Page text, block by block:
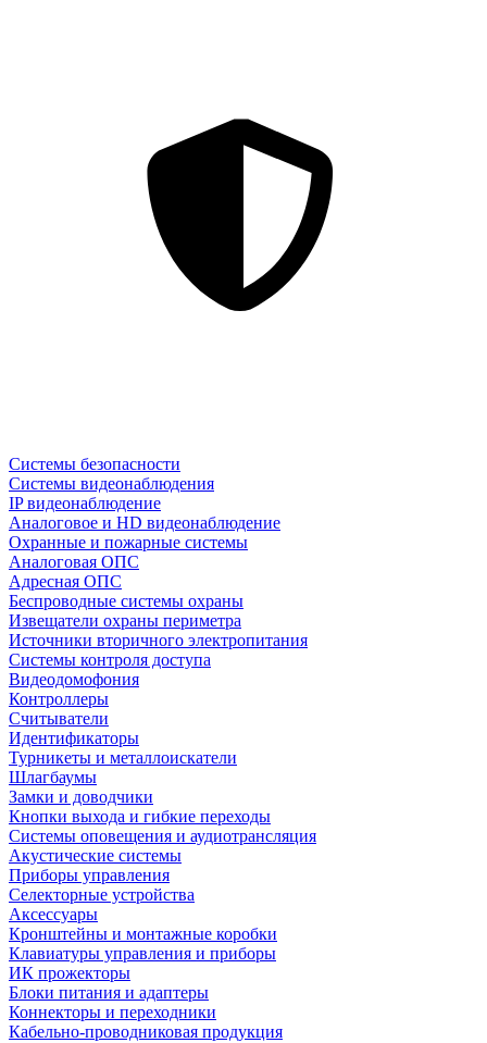
Системы безопасности
Системы видеонаблюдения
IP видеонаблюдение
Аналоговое и HD видеонаблюдение
Охранные и пожарные системы
Аналоговая ОПС
Адресная ОПС
Беспроводные системы охраны
Извещатели охраны периметра
Источники вторичного электропитания
Системы контроля доступа
Видеодомофония
Контроллеры
Считыватели
Идентификаторы
Турникеты и металлоискатели
Шлагбаумы
Замки и доводчики
Кнопки выхода и гибкие переходы
Системы оповещения и аудиотрансляция
Акустические системы
Приборы управления
Селекторные устройства
Аксессуары
Кронштейны и монтажные коробки
Клавиатуры управления и приборы
ИК прожекторы
Блоки питания и адаптеры
Коннекторы и переходники
Кабельно-проводниковая продукция